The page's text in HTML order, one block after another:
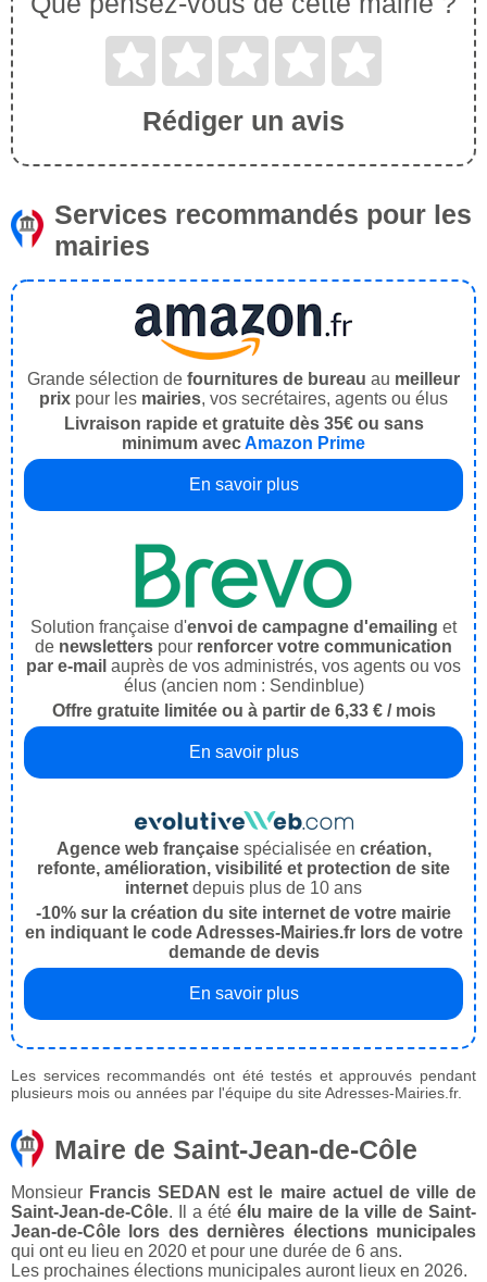
Rédiger un avis
Services recommandés pour les
mairies
Grande sélection de fournitures de bureau au meilleur
prix pour les mairies, vos secrétaires, agents ou élus
Livraison rapide et gratuite dès 35€ ou sans
minimum avecAmazon Prime
En savoir plus
Solution française d'envoi de campagne d'emailing et
de newsletters pour renforcer votre communication
par e-mail auprès de vos administrés, vos agents ou vos
élus (ancien nom : Sendinblue)
Offre gratuite limitée ou à partir de 6,33 € / mois
En savoir plus
Agence web françaisespécialisée en création,
refonte, amélioration, visibilité et protection de site
internet depuis plus de 10 ans
-10% sur la création du site internet de votre mairie
en indiquant le code Adresses-Mairies.fr lors de votre
demande de devis
En savoir plus
Les services recommandés ont été testés et approuvés pendant
plusieurs mois ou années par l'équipe du site Adresses-Mairies.fr.
Maire de Saint-Jean-de-Côle
Monsieur Francis SEDAN est le maire actuel de ville de
Saint-Jean-de-Côle. Il a été élu maire de la ville de Saint-
Jean-de-Côle lors des dernières élections municipales
qui ont eu lieu en 2020 et pour une durée de 6 ans.
Les prochaines élections municipales auront lieux en 2026.